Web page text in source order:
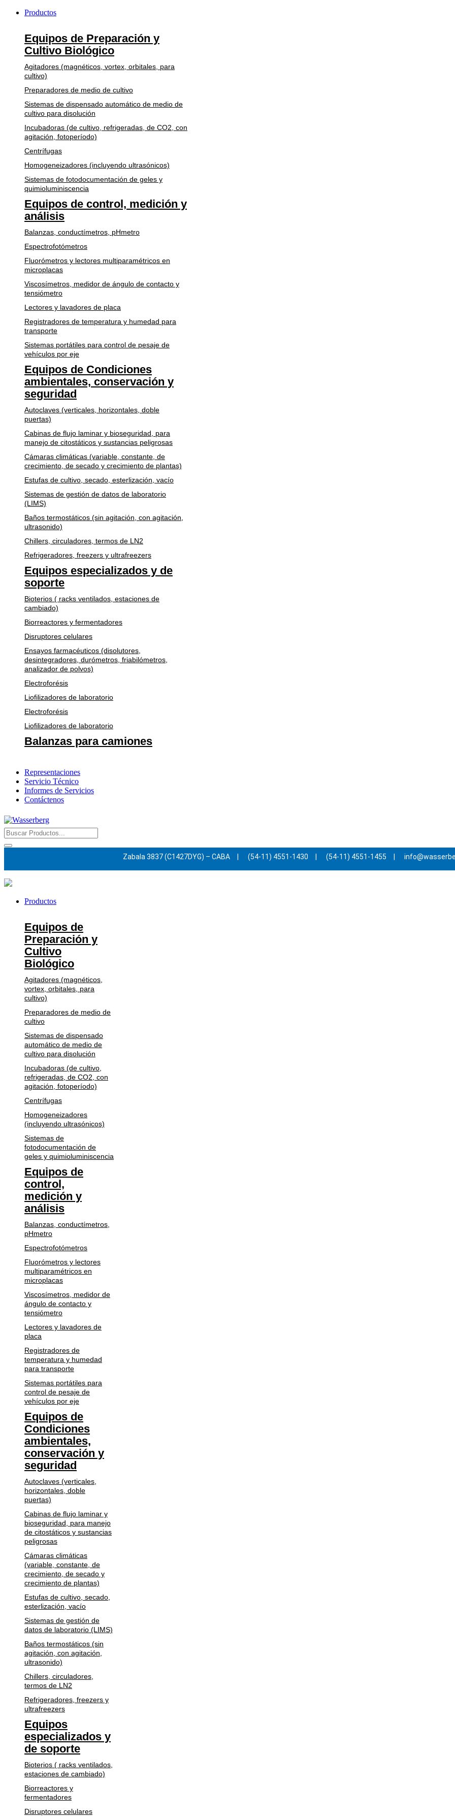
Productos
Equipos de Preparación y
Cultivo Biológico
Agitadores (magnéticos, vortex, orbitales, para
cultivo)
Preparadores de medio de cultivo
Sistemas de dispensado automático de medio de
cultivo para disolución
Incubadoras (de cultivo, refrigeradas, de CO2, con
agitación, fotoperíodo)
Centrífugas
Homogeneizadores (incluyendo ultrasónicos)
Sistemas de fotodocumentación de geles y
quimioluminiscencia
Equipos de control, medición y
análisis
Balanzas, conductímetros, pHmetro
Espectrofotómetros
Fluorómetros y lectores multiparamétricos en
microplacas
Viscosímetros, medidor de ángulo de contacto y
tensiómetro
Lectores y lavadores de placa
Registradores de temperatura y humedad para
transporte
Sistemas portátiles para control de pesaje de
vehículos por eje
Equipos de Condiciones
ambientales, conservación y
seguridad
Autoclaves (verticales, horizontales, doble
puertas)
Cabinas de flujo laminar y bioseguridad, para
manejo de citostáticos y sustancias peligrosas
Cámaras climáticas (variable, constante, de
crecimiento, de secado y crecimiento de plantas)
Estufas de cultivo, secado, esterlización, vacío
Sistemas de gestión de datos de laboratorio
(LIMS)
Baños termostáticos (sin agitación, con agitación,
ultrasonido)
Chillers, circuladores, termos de LN2
Refrigeradores, freezers y ultrafreezers
Equipos especializados y de
soporte
Bioterios ( racks ventilados, estaciones de
cambiado)
Biorreactores y fermentadores
Disruptores celulares
Ensayos farmacéuticos (disolutores,
desintegradores, durómetros, friabilómetros,
analizador de polvos)
Electroforésis
Liofilizadores de laboratorio
Electroforésis
Liofilizadores de laboratorio
Balanzas para camiones
Representaciones
Servicio Técnico
Informes de Servicios
Contáctenos
Zabala 3837 (C1427DYG) – CABA (54-11) 4551-1430 (54-11) 4551-1455
Productos
Equipos de
Preparación y
Cultivo
Biológico
Agitadores (magnéticos,
vortex, orbitales, para
cultivo)
Preparadores de medio de
cultivo
Sistemas de dispensado
automático de medio de
cultivo para disolución
Incubadoras (de cultivo,
refrigeradas, de CO2, con
agitación, fotoperíodo)
Centrífugas
Homogeneizadores
(incluyendo ultrasónicos)
Sistemas de
fotodocumentación de
geles y quimioluminiscencia
Equipos de
control,
medición y
análisis
Balanzas, conductímetros,
pHmetro
Espectrofotómetros
Fluorómetros y lectores
multiparamétricos en
microplacas
Viscosímetros, medidor de
ángulo de contacto y
tensiómetro
Lectores y lavadores de
placa
Registradores de
temperatura y humedad
para transporte
Sistemas portátiles para
control de pesaje de
vehículos por eje
Equipos de
Condiciones
ambientales,
conservación y
seguridad
Autoclaves (verticales,
horizontales, doble
puertas)
Cabinas de flujo laminar y
bioseguridad, para manejo
de citostáticos y sustancias
peligrosas
Cámaras climáticas
(variable, constante, de
crecimiento, de secado y
crecimiento de plantas)
Estufas de cultivo, secado,
esterlización, vacío
Sistemas de gestión de
datos de laboratorio (LIMS)
Baños termostáticos (sin
agitación, con agitación,
ultrasonido)
Chillers, circuladores,
termos de LN2
Refrigeradores, freezers y
ultrafreezers
Equipos
especializados y
de soporte
Bioterios ( racks ventilados,
estaciones de cambiado)
Biorreactores y
fermentadores
Disruptores celulares